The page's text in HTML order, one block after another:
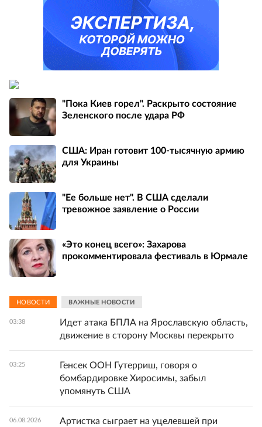
"Пока Киев горел". Раскрыто состояние
Зеленского после удара РФ
США: Иран готовит 100-тысячную армию
для Украины
"Ее больше нет". В США сделали
тревожное заявление о России
«Это конец всего»: Захарова
прокомментировала фестиваль в Юрмале
НОВОСТИ ВАЖНЫЕ НОВОСТИ
03:38
Идет атака БПЛА на Ярославскую область,
движение в сторону Москвы перекрыто
03:25
Генсек ООН Гутерриш, говоря о
бомбардировке Хиросимы, забыл
упомянуть США
06.08.2026
Артистка сыграет на уцелевшей при